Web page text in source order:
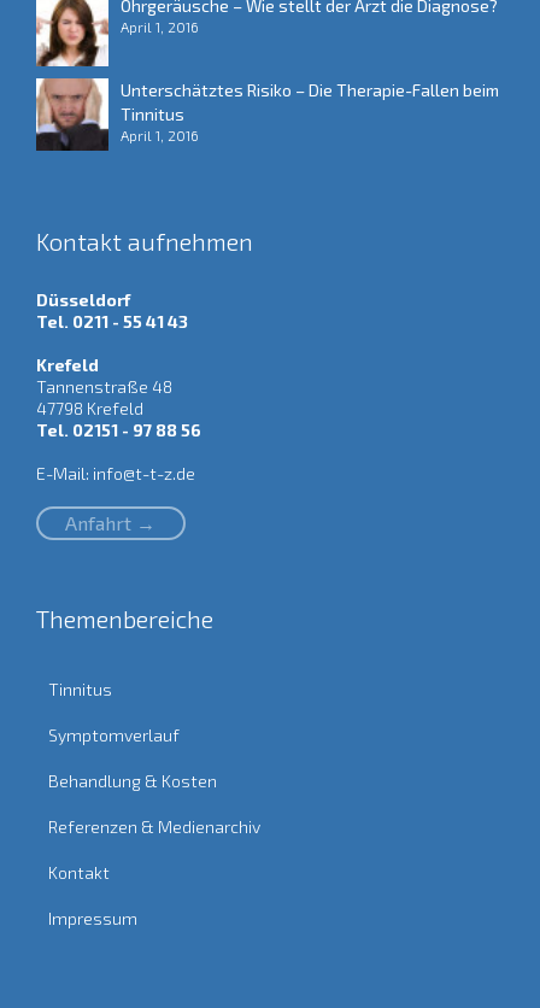
Ohrgeräusche – Wie stellt der Arzt die Diagnose?
April 1, 2016
Unterschätztes Risiko – Die Therapie-Fallen beim
Tinnitus
April 1, 2016
Kontakt aufnehmen
Düsseldorf
Tel. 0211 - 55 41 43
Krefeld
Tannenstraße 48
47798 Krefeld
Tel. 02151 - 97 88 56
E-Mail: info@t-t-z.de
Anfahrt →
Themenbereiche
Tinnitus
Symptomverlauf
Behandlung & Kosten
Referenzen & Medienarchiv
Kontakt
Impressum